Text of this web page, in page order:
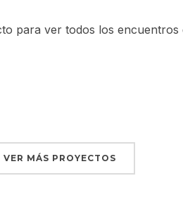
para ver todos los
VER MÁS PROYECTOS